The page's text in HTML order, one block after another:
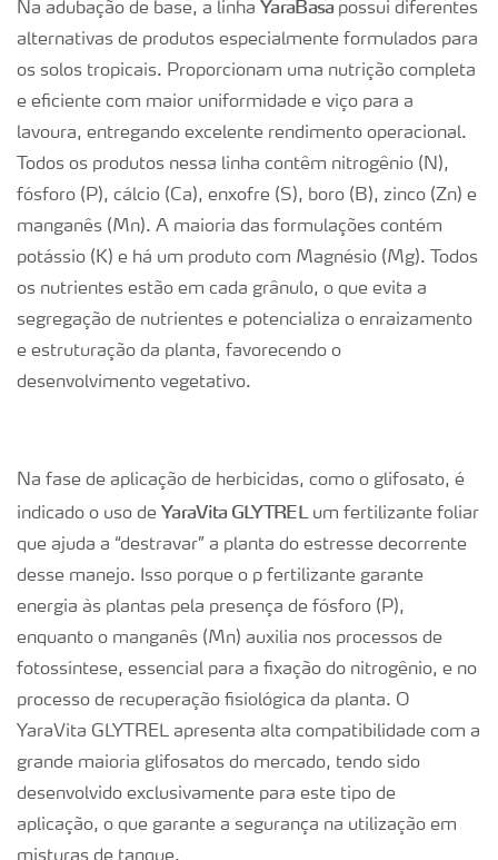
Na adubação de base, a linha YaraBasa possui diferentes
alternativas de produtos especialmente formulados para
os solos tropicais. Proporcionam uma nutrição completa
e eficiente com maior uniformidade e viço para a
lavoura, entregando excelente rendimento operacional.
Todos os produtos nessa linha contêm nitrogênio (N),
fósforo (P), cálcio (Ca), enxofre (S), boro (B), zinco (Zn) e
manganês (Mn). A maioria das formulações contém
potássio (K) e há um produto com Magnésio (Mg). Todos
os nutrientes estão em cada grânulo, o que evita a
segregação de nutrientes e potencializa o enraizamento
e estruturação da planta, favorecendo o
desenvolvimento vegetativo.
Na fase de aplicação de herbicidas, como o glifosato, é
indicado o uso de YaraVita GLYTRELum fertilizante foliar
que ajuda a “destravar” a planta do estresse decorrente
desse manejo. Isso porque o p fertilizante garante
energia às plantas pela presença de fósforo (P),
enquanto o manganês (Mn) auxilia nos processos de
fotossíntese, essencial para a fixação do nitrogênio, e no
processo de recuperação fisiológica da planta. O
YaraVita GLYTREL apresenta alta compatibilidade com a
grande maioria glifosatos do mercado, tendo sido
desenvolvido exclusivamente para este tipo de
aplicação, o que garante a segurança na utilização em